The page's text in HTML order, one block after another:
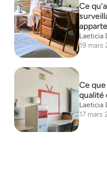
Ce
Laeticia
19 mars
Ce
qualité
Laeticia
17 mars